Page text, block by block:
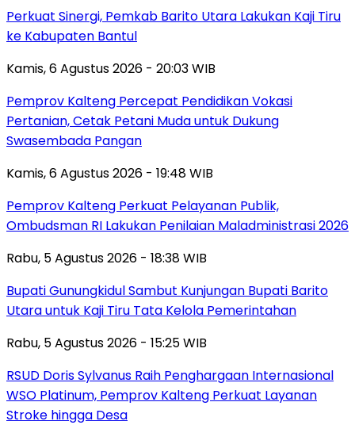
Perkuat Sinergi, Pemkab Barito Utara Lakukan Kaji Tiru
ke Kabupaten Bantul
Kamis, 6 Agustus 2026 - 20:03 WIB
Pemprov Kalteng Percepat Pendidikan Vokasi
Pertanian, Cetak Petani Muda untuk Dukung
Swasembada Pangan
Kamis, 6 Agustus 2026 - 19:48 WIB
Pemprov Kalteng Perkuat Pelayanan Publik,
Ombudsman RI Lakukan Penilaian Maladministrasi 2026
Rabu, 5 Agustus 2026 - 18:38 WIB
Bupati Gunungkidul Sambut Kunjungan Bupati Barito
Utara untuk Kaji Tiru Tata Kelola Pemerintahan
Rabu, 5 Agustus 2026 - 15:25 WIB
RSUD Doris Sylvanus Raih Penghargaan Internasional
WSO Platinum, Pemprov Kalteng Perkuat Layanan
Stroke hingga Desa